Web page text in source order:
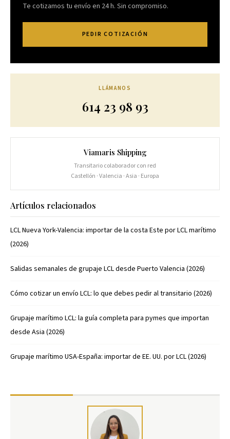
Te cotizamos tu envío en 24 h. Sin compromiso.
PEDIR COTIZACIÓN
LLÁMANOS
614 23 98 93
Viamaris Shipping
Transitario colaborador con red
Castellón · Valencia · Asia · Europa
Artículos relacionados
LCL Nueva York-Valencia: importar de la costa Este por LCL marítimo
(2026)
Salidas semanales de grupaje LCL desde Puerto Valencia (2026)
Cómo cotizar un envío LCL: lo que debes pedir al transitario (2026)
Grupaje marítimo LCL: la guía completa para pymes que importan
desde Asia (2026)
Grupaje marítimo USA-España: importar de EE. UU. por LCL (2026)